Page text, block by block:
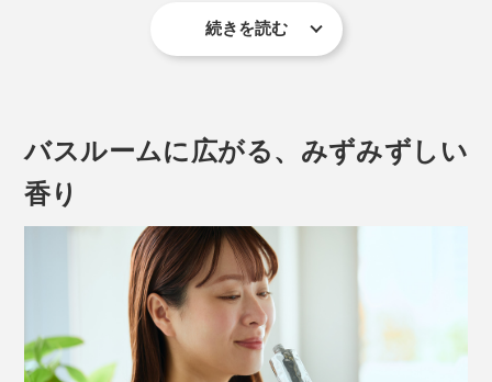
フルボ酸／フムスエキス
続きを読む
バスルームに広がる、みずみずしい
香り